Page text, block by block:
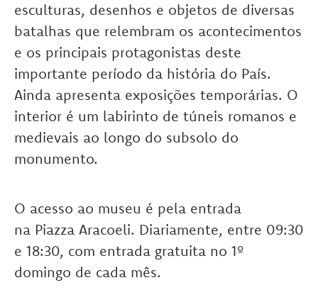
esculturas, desenhos e objetos de diversas
batalhas que relembram os acontecimentos
e os principais protagonistas deste
importante período da história do País.
Ainda apresenta exposições temporárias. O
interior é um labirinto de túneis romanos e
medievais ao longo do subsolo do
monumento.
O acesso ao museu é pela entrada
na Piazza Aracoeli. Diariamente, entre 09:30
e 18:30, com entrada gratuita no 1º
domingo de cada mês.